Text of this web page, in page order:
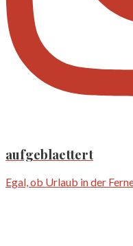
aufgeblaettert
Egal, ob Urlaub in der